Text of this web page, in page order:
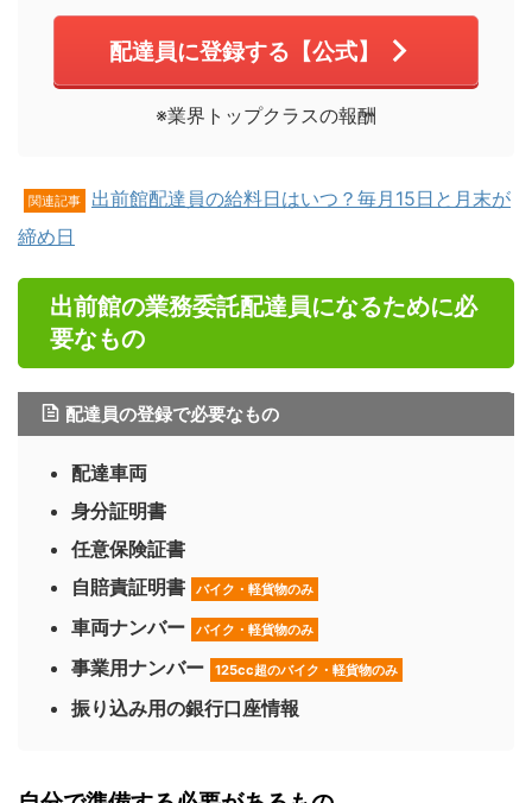
配達員に登録する【公式】
※業界トップクラスの報酬
関連記事
出前館配達員の給料日はいつ？毎月15日と月末が
締め日
出前館の業務委託配達員になるために必
要なもの
配達員の登録で必要なもの
配達車両
身分証明書
任意保険証書
自賠責証明書
バイク・軽貨物のみ
車両ナンバー バイク・軽貨物のみ
事業用ナンバー 125cc超のバイク・軽貨物のみ
振り込み用の銀行口座情報